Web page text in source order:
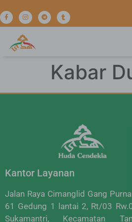
Kabar
Kantor Layanan
Jalan Raya Cimanglid Gang
61 Gedung 1 lantai 2, Rt/03
Sukamantri, Kecamatan